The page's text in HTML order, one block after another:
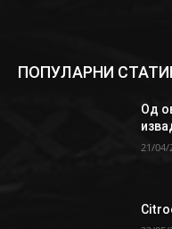
ПОПУЛАРНИ
Од
21/04/